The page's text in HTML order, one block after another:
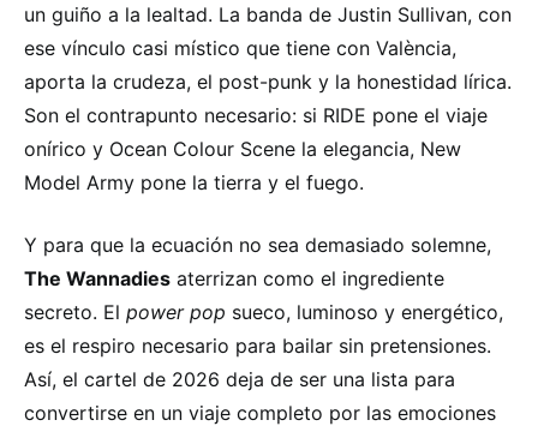
un guiño a la lealtad. La banda de Justin Sullivan, con
ese vínculo casi místico que tiene con València,
aporta la crudeza, el post-punk y la honestidad lírica.
Son el contrapunto necesario: si RIDE pone el viaje
onírico y Ocean Colour Scene la elegancia, New
Model Army pone la tierra y el fuego.
Y para que la ecuación no sea demasiado solemne,
The Wannadies aterrizan como el ingrediente
secreto. El power pop sueco, luminoso y energético,
es el respiro necesario para bailar sin pretensiones.
Así, el cartel de 2026 deja de ser una lista para
convertirse en un viaje completo por las emociones